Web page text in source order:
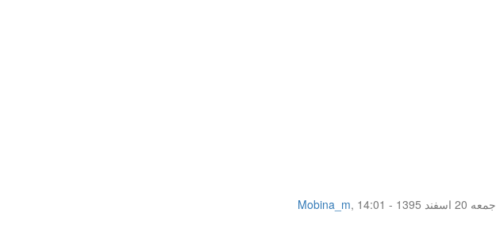
Mobina_m,
جمعه 20 اسفند 1395 - 14:01